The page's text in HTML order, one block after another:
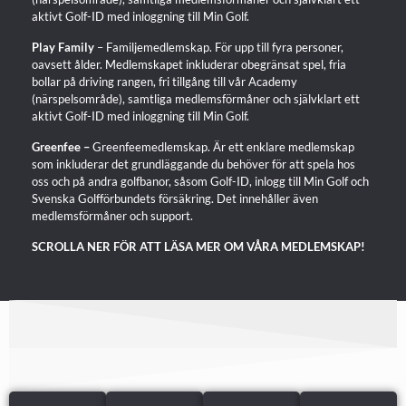
aktivt Golf-ID med inloggning till Min Golf.
Play Family – Familjemedlemskap. För upp till fyra personer,
oavsett ålder. Medlemskapet inkluderar obegränsat spel, fria
bollar på driving rangen, fri tillgång till vår Academy
(närspelsområde), samtliga medlemsförmåner och självklart ett
aktivt Golf-ID med inloggning till Min Golf.
Greenfee –Greenfeemedlemskap. Är ett enklare medlemskap
som inkluderar det grundläggande du behöver för att spela hos
oss och på andra golfbanor, såsom Golf-ID, inlogg till Min Golf och
Svenska Golfförbundets försäkring. Det innehåller även
medlemsförmåner och support.
SCROLLA NER FÖR ATT LÄSA MER OM VÅRA MEDLEMSKAP!